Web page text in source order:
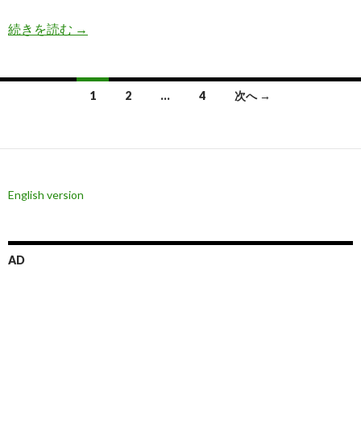
続きを読む ジョージ・ソロス氏: 投資の仕事は嫌いだ
→
ナ
ゲ
ー
シ
1 2 … 4 次へ →
English version
AD